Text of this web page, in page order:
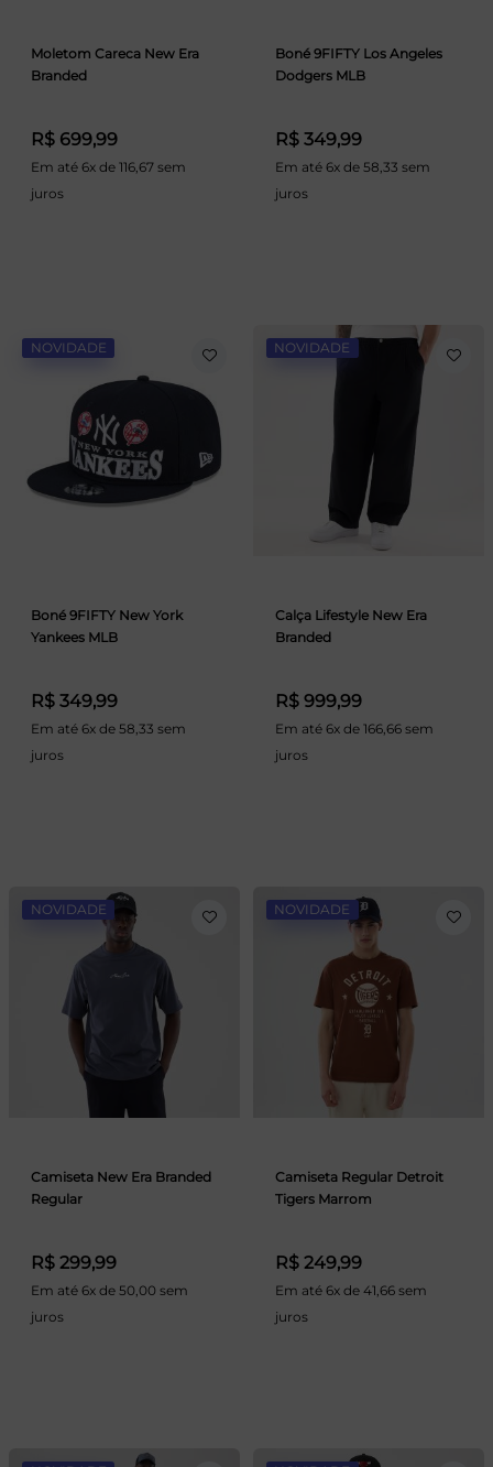
Moletom Careca New Era
Branded
R$ 699,99
Em até 6x de 116,67 sem
juros
Boné 9FIFTY Los Angeles
Dodgers MLB
R$ 349,99
Em até 6x de 58,33 sem
juros
NOVIDADE
Boné 9FIFTY New York
Yankees MLB
R$ 349,99
Em até 6x de 58,33 sem
juros
NOVIDADE
Calça Lifestyle New Era
Branded
R$ 999,99
Em até 6x de 166,66 sem
juros
NOVIDADE
Camiseta New Era Branded
Regular
R$ 299,99
Em até 6x de 50,00 sem
juros
NOVIDADE
Camiseta Regular Detroit
Tigers Marrom
R$ 249,99
Em até 6x de 41,66 sem
juros